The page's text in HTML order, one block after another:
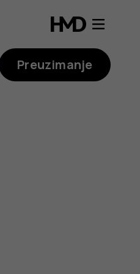
Preuzimanje